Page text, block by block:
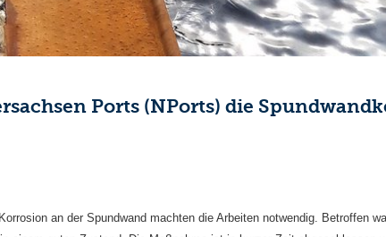
Ports (NPorts) die
an der Spundwand machten die Arbeiten notwendig. Betroffen